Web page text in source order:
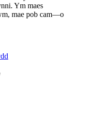
Ym maes
mae pob cam—o